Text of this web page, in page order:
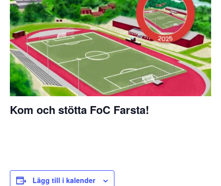
Kom och stötta FoC Farsta!
Lägg till i kalender